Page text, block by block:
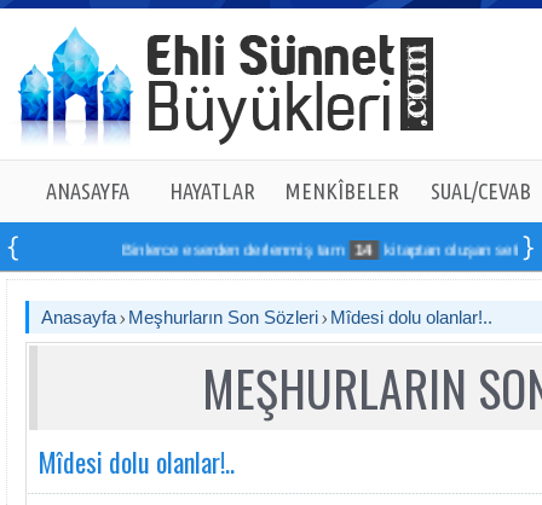
ANASAYFA HAYATLAR MENKÎBELER SUAL/CEVAB
Binlerce eserden derlenmiş tam 14 kitaptan oluşan seti online
Anasayfa Meşhurların Son Sözleri Mîdesi dolu olanlar!..
MEŞHURLARIN
Mîdesi dolu olanlar!..